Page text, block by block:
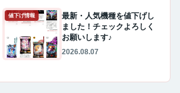
値下げ情報
最新・人気機種を値下げし
ました！チェックよろしく
お願いします♪
2026.08.07